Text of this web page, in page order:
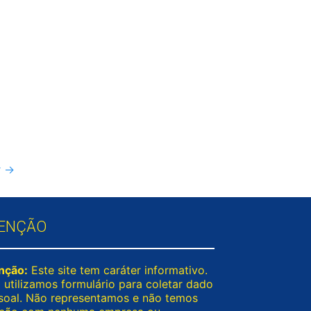
→
Este site tem caráter informativo.
utilizamos formulário para coletar dado
Não representamos e não temos